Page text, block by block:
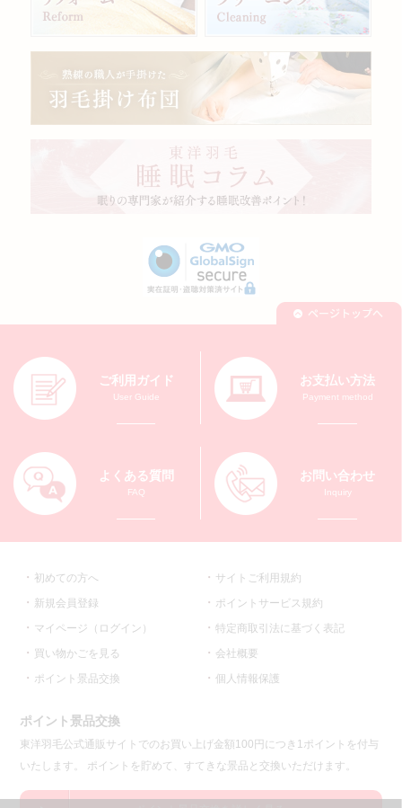
ご利用ガイド
User Guide
お支払い方法
Payment method
よくある質問
FAQ
お問い合わせ
Inquiry
初めての方へ
新規会員登録
マイページ（ログイン）
買い物かごを見る
ポイント景品交換
サイトご利用規約
ポイントサービス規約
特定商取引法に基づく表記
会社概要
個人情報保護
ポイント景品交換
東洋羽毛公式通販サイトでのお買い上げ金額100円につき1ポイントを付与
いたします。 ポイントを貯めて、すてきな景品と交換いただけます。